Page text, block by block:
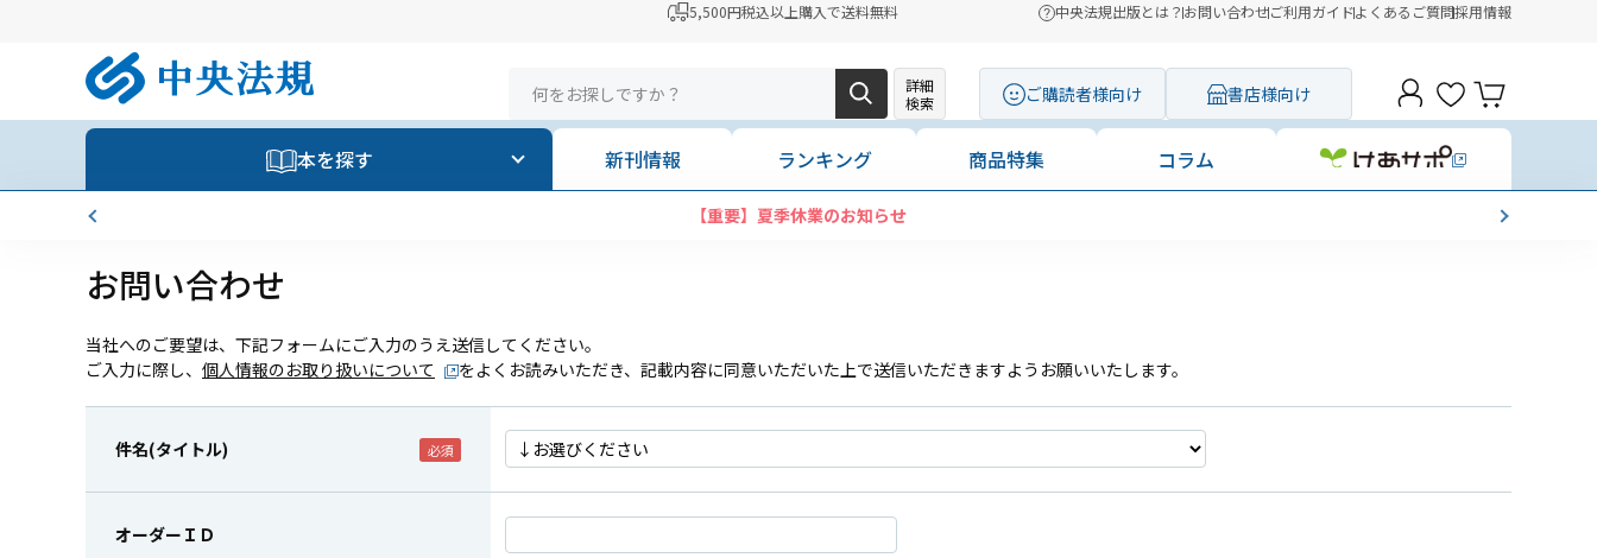
5,500円税込以上購入で送料無料 中央法規出版とは？お問い合わせご利用ガイドよくあるご質問採用情報
詳細
検索
ご購読者様向け 書店様向け
本を探す 新刊情報 ランキング 商品特集 コラム
【重要】夏季休業のお知らせ
お問い合わせ
当社へのご要望は、下記フォームにご入力のうえ送信してください。
ご入力に際し、 個人情報のお取り扱いについて をよくお読みいただき、記載内容に同意いただいた上で送信いただきますようお願いいたします。
件名(タイトル)
オーダーＩＤ